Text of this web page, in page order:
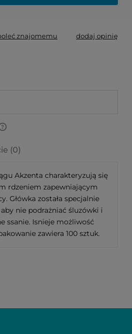
znajomemu
dodaj opinię
(0)
Akzenta charakteryzują się
rdzeniem zapewniającym
Główka została specjalnie
nie podrażniać śluzówki i
ssanie. Isnieje możliwość
zawiera 100 sztuk.